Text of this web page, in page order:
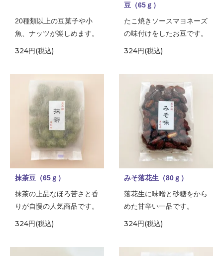
20種類以上の豆菓子や小
魚、ナッツが楽しめます。
324円(税込)
豆（65ｇ）
たこ焼きソースマヨネーズ
の味付けをしたお豆です。
324円(税込)
抹茶豆（65ｇ）
抹茶の上品なほろ苦さと香
りが自慢の人気商品です。
324円(税込)
みそ落花生（80ｇ）
落花生に味噌と砂糖をから
めた甘辛い一品です。
324円(税込)